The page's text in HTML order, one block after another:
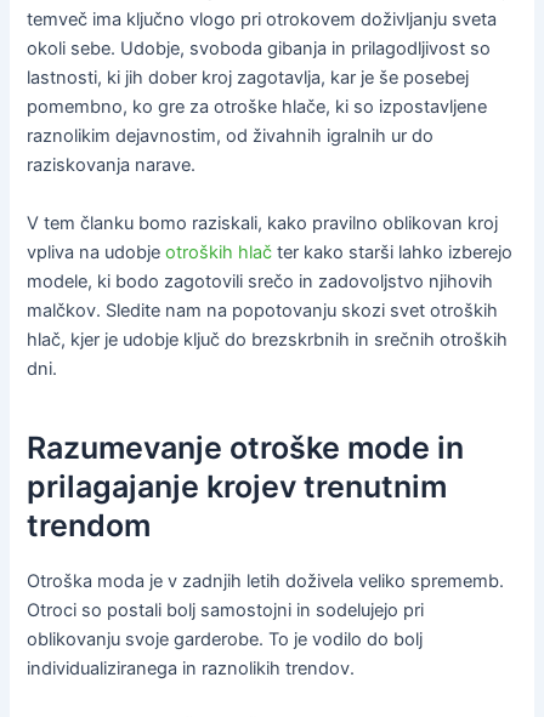
temveč ima ključno vlogo pri otrokovem doživljanju sveta
okoli sebe. Udobje, svoboda gibanja in prilagodljivost so
lastnosti, ki jih dober kroj zagotavlja, kar je še posebej
pomembno, ko gre za otroške hlače, ki so izpostavljene
raznolikim dejavnostim, od živahnih igralnih ur do
raziskovanja narave.
V tem članku bomo raziskali, kako pravilno oblikovan kroj
vpliva na udobjeotroških hlač ter kako starši lahko izberejo
modele, ki bodo zagotovili srečo in zadovoljstvo njihovih
malčkov. Sledite nam na popotovanju skozi svet otroških
hlač, kjer je udobje ključ do brezskrbnih in srečnih otroških
dni.
Razumevanje otroške mode in
prilagajanje krojev trenutnim
trendom
Otroška moda je v zadnjih letih doživela veliko sprememb.
Otroci so postali bolj samostojni in sodelujejo pri
oblikovanju svoje garderobe. To je vodilo do bolj
individualiziranega in raznolikih trendov.